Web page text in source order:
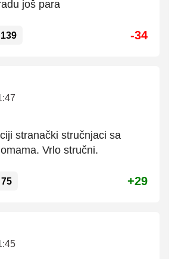
još para
139 -34
stranački stručnjaci sa
Vrlo stručni.
75 +29